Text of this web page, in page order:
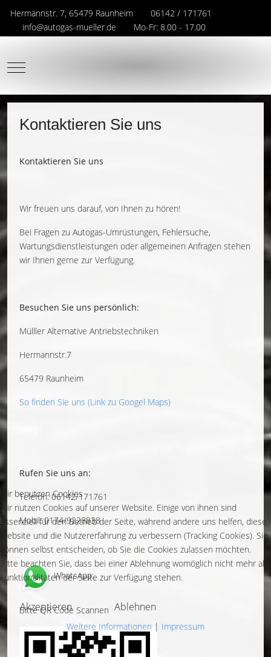
Hermannstr. 7, 65479 Raunheim
06142 / 171761
info@autogas-mueller.de
Mo-Fr: 8.00 - 17.00
Mobile Menu Toggle
Kontaktieren Sie uns
Kontaktieren Sie uns
Wir freuen uns darauf, von Ihnen zu hören!
Bei Fragen zu Autogas-Umrüstungen, Fehlersuche,
Wartungsdienstleistungen oder allgemeinen Anfragen stehen
wir Ihnen gerne zur Verfügung.
Besuchen Sie uns persönlich:
Mülller Alternative Antriebstechniken
Hermannstr.7
65479 Raunheim
So finden Sie uns (Link zu Googel Maps)
Rufen Sie uns an:
Telefon: 06142/171761
Mobil: 0174/9228838
WhatsApp:
Bitte QR Code Scannen
Wir benutzen Cookies
Wir nutzen Cookies auf unserer Website. Einige von ihnen sind
essenziell für den Betrieb der Seite, während andere uns helfen, diese
Website und die Nutzererfahrung zu verbessern (Tracking Cookies). Sie
können selbst entscheiden, ob Sie die Cookies zulassen möchten.
Bitte beachten Sie, dass bei einer Ablehnung womöglich nicht mehr alle
Funktionalitäten der Seite zur Verfügung stehen.
Akzeptieren Ablehnen
Weitere Informationen | Impressum